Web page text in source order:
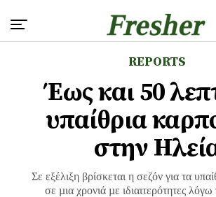
REPORTS
Έως και 50
υπαίθρια
στην
Σε εξέλιξη βρίσκεται η σεζόν για τα
σε µια χρονιά µε ιδιαιτερότητες